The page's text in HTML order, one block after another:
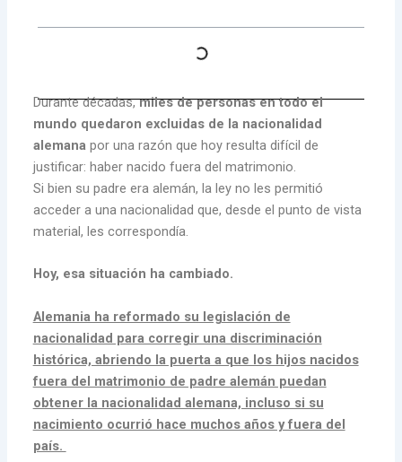
Durante décadas,miles de personas en todo el
mundo quedaron excluidas de la nacionalidad
alemanapor una razón que hoy resulta difícil de
justificar: haber nacido fuera del matrimonio.
Si bien su padre era alemán, la ley no les permitió
acceder a una nacionalidad que, desde el punto de vista
material, les correspondía.
Hoy, esa situación ha cambiado.
Alemania ha reformado su legislación de
nacionalidad para corregir una discriminación
histórica, abriendo la puerta a que los hijos nacidos
fuera del matrimonio de padre alemán puedan
obtener la nacionalidad alemana, incluso si su
nacimiento ocurrió hace muchos años y fuera del
país.